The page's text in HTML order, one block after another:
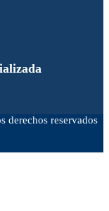
derechos reservados